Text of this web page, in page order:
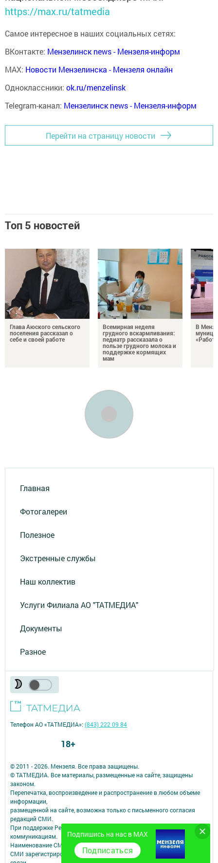
https://max.ru/tatmedia
Самое интересное в наших социальных сетях:
ВКонтакте: Мензелинск news - Мензеля-информ
MAX: Новости Мензелинска - Мензеля онлайн
Одноклассники: ok.ru/menzelinsk
Telegram-канал: Мензелинск news - Мензеля-информ
Перейти на страницу новости
Топ 5 новостей
Глава Аюского сельского
поселения рассказал о
себе и своей работе
Всемирная неделя
грудного вскармливания:
педиатр рассказала о
пользе грудного молока и
поддержке кормящих
мам
В
Главная
Фотогалереи
Полезное
Экстренные службы
Наш коллектив
Услуги Филиала АО "ТАТМЕДИА"
Документы
Разное
Подпишись на нас в MAX
Подписаться
© 2011 - 2026. Мензеля. Все права защищены.
© ТАТМЕДИА. Все материалы, размещенные на сайте, защищены
законом.
Перепечатка, воспроизведение и распространение в любом объеме
информации,
размещенной на сайте, возможна только с письменного согласия
редакций СМИ.
При поддержке Республиканского агентства по печати и массовым
коммуникациям.
Наименование СМИ: Минзэлэ (Мензеля)
СМИ зарегистрировано Федеральной службой по надзору в сфере
Телефон АО «ТАТМЕДИА»:(843) 222 09 84
18+